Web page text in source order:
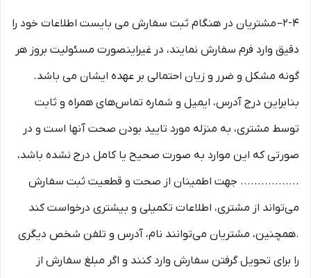
2-۴– مشتریان در هنگام ثبت سفارش می بایست اطلاعات خود را
دقیق وارد فرم سفارش نمایند، در غیراینصورت مسئولیت بروز هر
گونه مشکل و ضرر و زیان احتمالی بر عهده ایشان می باشد.
بنابراین درج آدرس، ایمیل و شماره تماس‌های همراه و ثابت
توسط مشتری، به منزله مورد تایید بودن صحت آنها است و در
صورتی که این موارد به صورت صحیح یا کامل درج نشده باشد،
................. جهت اطمینان از صحت و قطعیت ثبت سفارش
می‌تواند از مشتری، اطلاعات تکمیلی و بیشتری درخواست کند
.همچنین، مشتریان می‌توانند نام، آدرس و تلفن شخص دیگری
را برای تحویل گرفتن سفارش وارد کنند و اگر مبلغ سفارش از